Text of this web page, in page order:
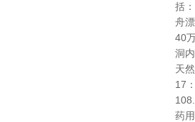
括
舟
40
洞
天
17
药